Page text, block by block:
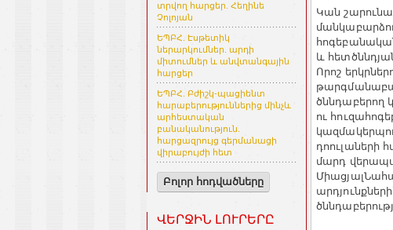
տրվող հարցեր. Հեղինե
Չոլոյան
ԵՊԲՀ. Էսթետիկ
ներարկումներ. արդի
միտումներ և անվտանգային
հարցեր
ԵՊԲՀ. Բժիշկ-պացիենտ
հարաբերություններից մինչև
արհեստական
բանականություն.
հարցազրույց գերմանացի
վիրաբույժի հետ
Բոլոր հոդվածները
ՎԵՐՋԻՆ ԼՈՒՐԵՐԸ
Կան
և
Որոշ
ծննդաբերող
ու
դոուլաների
մարդ
արդյունքների